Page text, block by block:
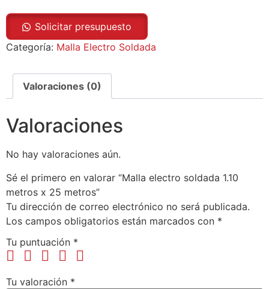
Solicitar presupuesto
Categoría: Malla Electro Soldada
Valoraciones (0)
Valoraciones
No hay valoraciones aún.
Sé el primero en valorar “Malla electro soldada 1.10
metros x 25 metros”
Tu dirección de correo electrónico no será publicada.
Los campos obligatorios están marcados con *
Tu puntuación *
Tu valoración *